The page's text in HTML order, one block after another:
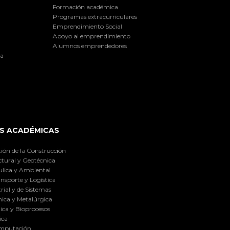
Formación académica
Programas extracurriculares
Emprendimiento Social
Apoyo al emprendimiento
Alumnos emprendedores
ACADÉMICAS
de la Construcción
y Geotécnica
y Ambiental
y Logística
y de Sistemas
y Metalúrgica
y Bioprocesos